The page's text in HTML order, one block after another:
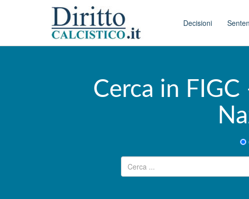
Main menu Decisioni
Cerca in
Ricerca per: